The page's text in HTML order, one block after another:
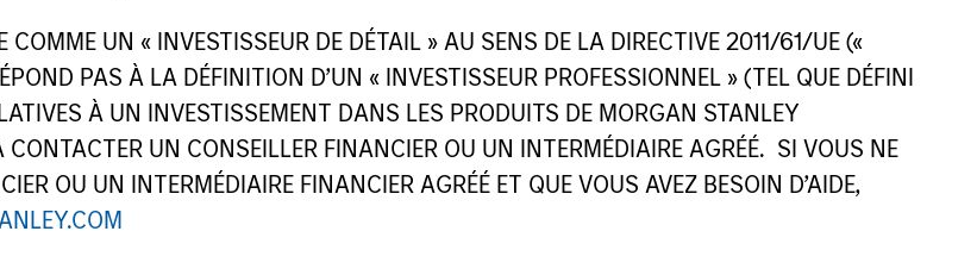
UN « INVESTISSEUR DE DÉTAIL » AU SENS DE LA DIRECTIVE 2011/61/UE («
PAS À LA DÉFINITION D’UN « INVESTISSEUR PROFESSIONNEL » (TEL QUE DÉFINI
À UN INVESTISSEMENT DANS LES PRODUITS DE MORGAN STANLEY
UN CONSEILLER FINANCIER OU UN INTERMÉDIAIRE AGRÉÉ. SI VOUS NE
OU UN INTERMÉDIAIRE FINANCIER AGRÉÉ ET QUE VOUS AVEZ BESOIN D’AIDE,